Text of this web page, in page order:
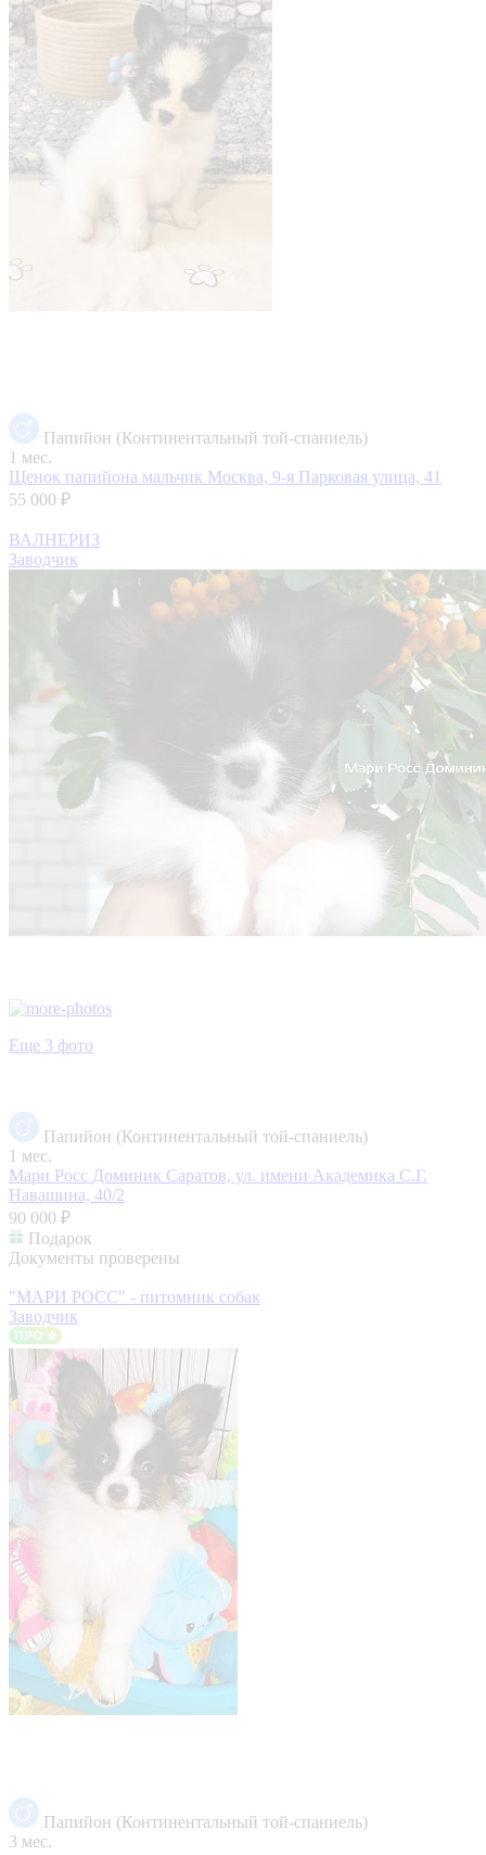
Папийон (Континентальный той-спаниель)
1 мес.
Щенок папийона мальчик Москва, 9-я Парковая улица, 41
55 000 ₽
ВАЛНЕРИЗ
Заводчик
Еще 3 фото
Папийон (Континентальный той-спаниель)
1 мес.
Мари Росс Доминик Саратов, ул. имени Академика С.Г.
Навашина, 40/2
90 000 ₽
Подарок
Документы проверены
"МАРИ РОСС" - питомник собак
Заводчик
Папийон (Континентальный той-спаниель)
3 мес.